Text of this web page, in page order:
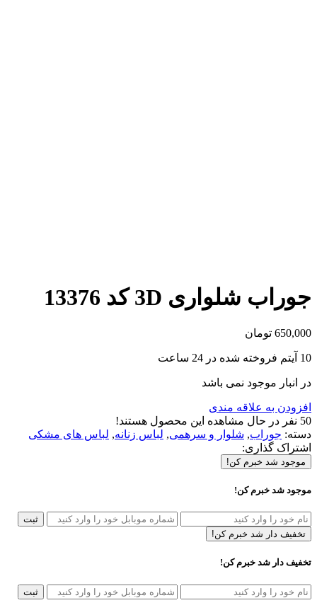
جوراب شلواری 3D کد 13376
650,000 تومان
10 آیتم فروخته شده در 24 ساعت
در انبار موجود نمی باشد
افزودن به علاقه مندی
50 نفر در حال مشاهده این محصول هستند!
دسته: جوراب, شلوار و سرهمی, لباس زنانه, لباس های مشکی
اشتراک گذاری:
موجود شد خبرم کن!
موجود شد خبرم کن!
ثبت
تخفیف دار شد خبرم کن!
تخفیف دار شد خبرم کن!
ثبت